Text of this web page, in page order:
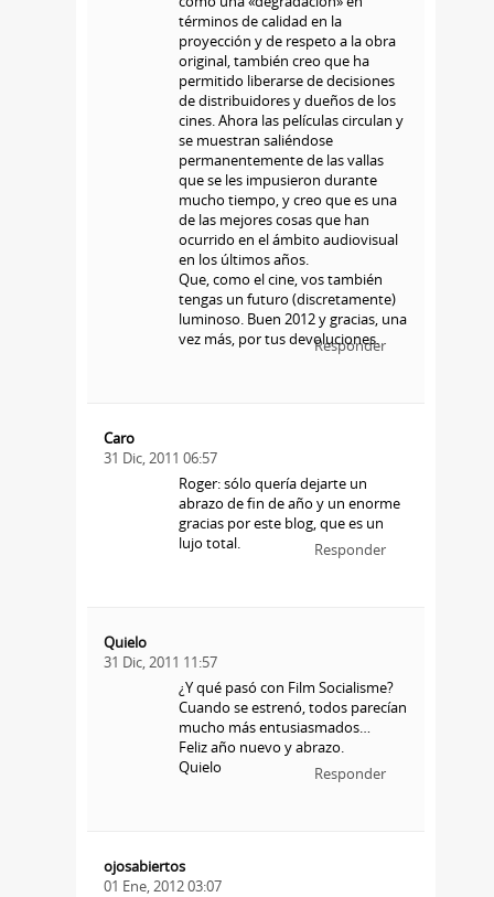
términos de calidad en la
proyección y de respeto a la obra
original, también creo que ha
permitido liberarse de decisiones
de distribuidores y dueños de los
cines. Ahora las películas circulan y
se muestran saliéndose
permanentemente de las vallas
que se les impusieron durante
mucho tiempo, y creo que es una
de las mejores cosas que han
ocurrido en el ámbito audiovisual
en los últimos años.
Que, como el cine, vos también
tengas un futuro (discretamente)
luminoso. Buen 2012 y gracias, una
vez más, por tus devoluciones.
Responder
Caro
31 Dic, 2011 06:57
Roger: sólo quería dejarte un
abrazo de fin de año y un enorme
gracias por este blog, que es un
lujo total.
Responder
Quielo
31 Dic, 2011 11:57
¿Y qué pasó con Film Socialisme?
Cuando se estrenó, todos parecían
mucho más entusiasmados…
Feliz año nuevo y abrazo.
Quielo
Responder
ojosabiertos
01 Ene, 2012 03:07